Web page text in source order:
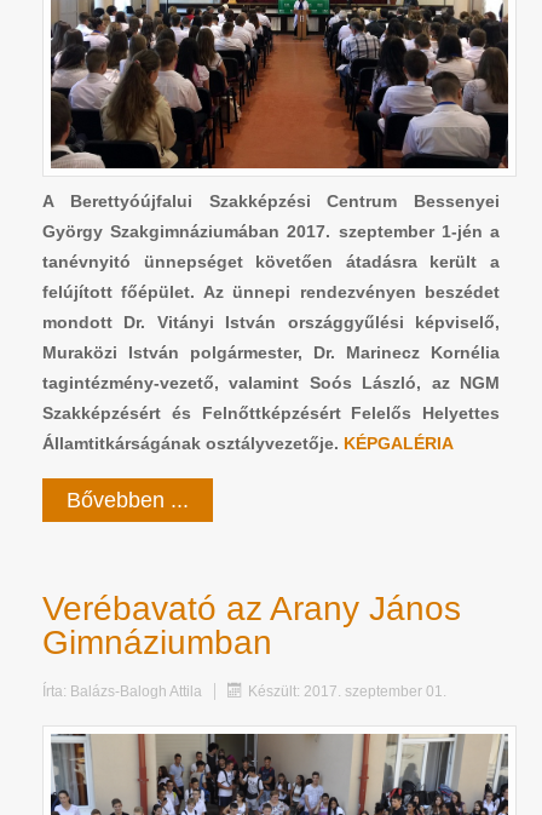
A Berettyóújfalui Szakképzési Centrum Bessenyei
György Szakgimnáziumában 2017. szeptember 1-jén a
tanévnyitó ünnepséget követően átadásra került a
felújított főépület. Az ünnepi rendezvényen beszédet
mondott Dr. Vitányi István országgyűlési képviselő,
Muraközi István polgármester, Dr. Marinecz Kornélia
tagintézmény-vezető, valamint Soós László, az NGM
Szakképzésért és Felnőttképzésért Felelős Helyettes
Államtitkárságának osztályvezetője. KÉPGALÉRIA
Bővebben ...
Verébavató az Arany János
Gimnáziumban
Írta: Balázs-Balogh Attila Készült: 2017. szeptember 01.